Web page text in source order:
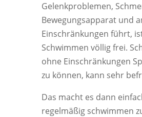
Gelenkproblemen,
Bewegungsapparat und
Einschränkungen führt,
Schwimmen völlig frei.
ohne Einschränkungen
zu können, kann sehr
Das macht es dann
regelmäßig schwimmen